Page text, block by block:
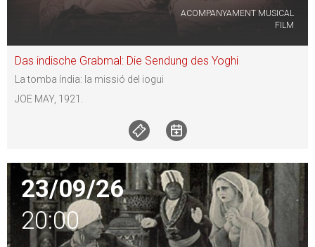
ACOMPANYAMENT MUSICAL
FILM
Das indische Grabmal: Die Sendung des Yoghi
La tomba índia: la missió del iogui
JOE MAY, 1921.
23/09/26
20:00